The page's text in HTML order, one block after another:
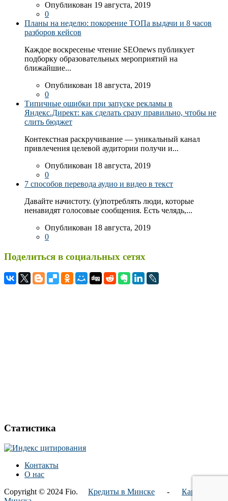
Опубликован 19 августа, 2019
0
Планы на неделю: покорение ТОПа выдачи и 8 часов
разборов кейсов
Каждое воскресенье чтение SEOnews публикует
подборку образовательных мероприятий на
ближайшие...
Опубликован 18 августа, 2019
0
Типичные ошибки при запуске рекламы в
Яндекс.Директ: как сделать сразу правильно, чтобы не
слить бюджет
Контекстная раскручивание — уникальный канал
привлечения целевой аудитории получи и...
Опубликован 18 августа, 2019
0
7 способов перевода аудио и видео в текст
Давайте начистоту. (у)потреблять люди, которые
ненавидят голосовые сообщения. Есть челядь,...
Опубликован 18 августа, 2019
0
Поделиться в социальных сетях
Статистика
Контакты
О нас
Copyright © 2024 Fio. Кредиты в Минске - Карта